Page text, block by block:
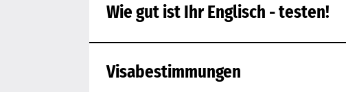
Wie gut ist Ihr Englisch - testen!
Visabestimmungen